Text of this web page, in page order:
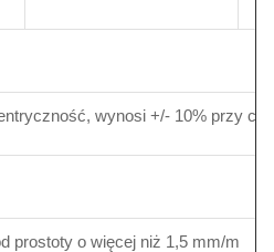
wynosi +/- 10% przy co
prostoty o więcej niż 1,5 mm/m